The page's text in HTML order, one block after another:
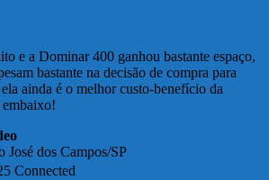
e a Dominar 400 ganhou bastante espaço,
bastante na decisão de compra para
ainda é o melhor custo-benefício da
embaixo!
José dos Campos/SP
Connected